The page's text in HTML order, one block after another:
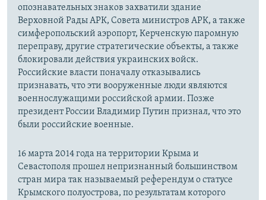
опознавательных знаков захватили здание
Верховной Рады АРК, Совета министров АРК, а также
симферопольский аэропорт, Керченскую паромную
переправу, другие стратегические объекты, а также
блокировали действия украинских войск.
Российские власти поначалу отказывались
признавать, что эти вооруженные люди являются
военнослужащими российской армии. Позже
президент России Владимир Путин признал, что это
были российские военные.
16 марта 2014 года на территории Крыма и
Севастополя прошел непризнанный большинством
стран мира так называемый референдум о статусе
Крымского полуострова, по результатам которого